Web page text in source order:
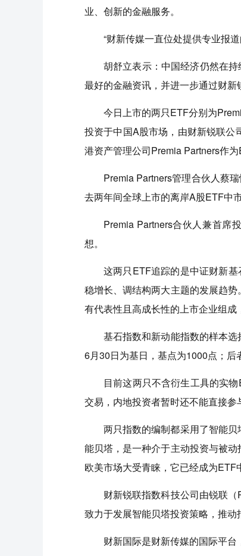
业、创新的金融服务。
“财新传媒一直位处提供专业报
胡舒立表示：中国经济仍然在
最好的金融资讯，并进一步通过财新
今日上市的两只ETF分别为
投资于中国A股市场，由财新锐联公
港资产管理公司Premia Partners作为
Premia Partners管理合伙人蔡
去两年间全球上市的离岸A股ETF中
Premia Partners合伙人兼首席
想。
这两只ETF追踪的是中证财新
稳增长、调结构两大主题的发展趋
有代表性且高成长性的上市企业组成
基石指数和新动能指数的样本
6月30日为基日，基点为1000点；后
目前这两只不含衍生工具的实
交易，内地投资者暂时还不能直接参
两只指数的编制都采用了智能
能贝塔，是一种介于主动投资与被
欧美市场大受青睐，它已经成为ETF
财新锐联指数科技公司由锐联
致力于发展智能贝塔投资策略，推动
财新国际是财新传媒的国际平台